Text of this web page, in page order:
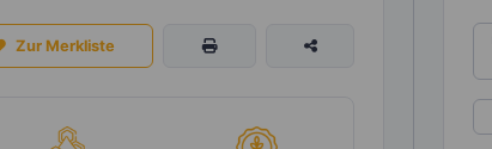
Zur Merkliste